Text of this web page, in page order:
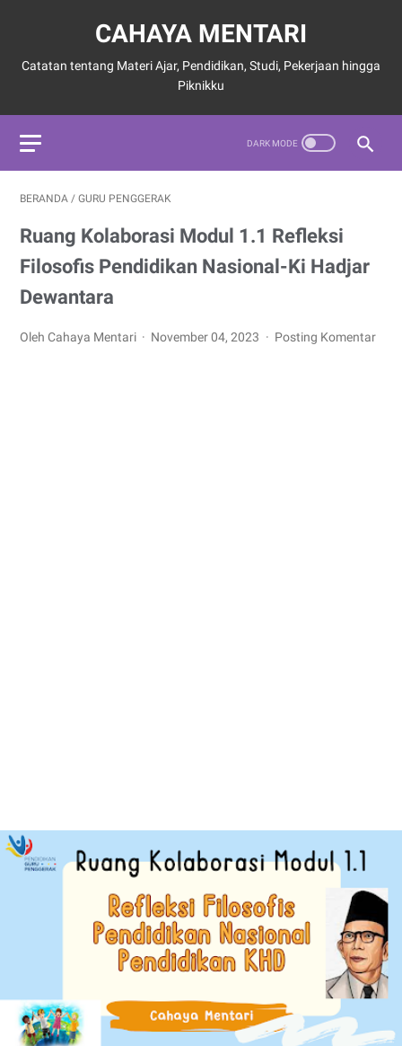
CAHAYA MENTARI
Catatan tentang Materi Ajar, Pendidikan, Studi, Pekerjaan hingga
Piknikku
BERANDA / GURU PENGGERAK
Ruang Kolaborasi Modul 1.1 Refleksi
Filosofis Pendidikan Nasional-Ki Hadjar
Dewantara
Oleh Cahaya Mentari November 04, 2023 Posting Komentar